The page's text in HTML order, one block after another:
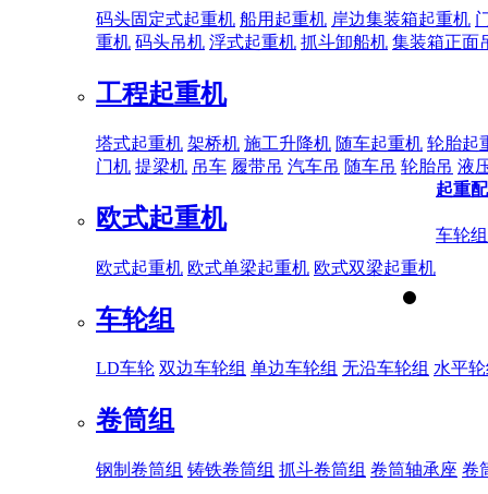
码头固定式起重机 船用起重机 岸边集装箱起重机
重机 码头吊机 浮式起重机 抓斗卸船机 集装箱正面
工程起重机
塔式起重机 架桥机 施工升降机 随车起重机 轮胎起
门机 提梁机 吊车 履带吊 汽车吊 随车吊 轮胎吊 液
欧式起重机
欧式起重机 欧式单梁起重机 欧式双梁起重机
起重
车轮组
车轮组
LD车轮 双边车轮组 单边车轮组 无沿车轮组 水平
卷筒组
钢制卷筒组 铸铁卷筒组 抓斗卷筒组 卷筒轴承座 卷